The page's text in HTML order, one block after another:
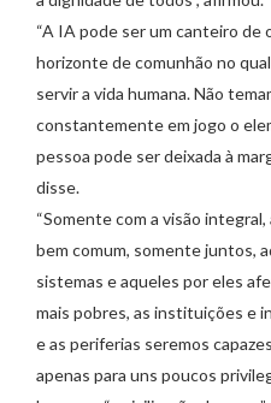
“A IA pode ser um canteiro de
horizonte de comunhão no
servir a vida humana. Não
constantemente em jogo o
pessoa pode ser deixada à
disse.
“Somente com a visão
bem comum, somente juntos,
sistemas e aqueles por eles
mais pobres, as instituições e
e as periferias seremos
apenas para uns poucos